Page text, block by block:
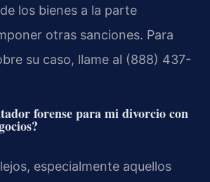
los bienes a la parte
otras sanciones. Para
su caso, llame al (888) 437-
forense para mi divorcio con
especialmente aquellos